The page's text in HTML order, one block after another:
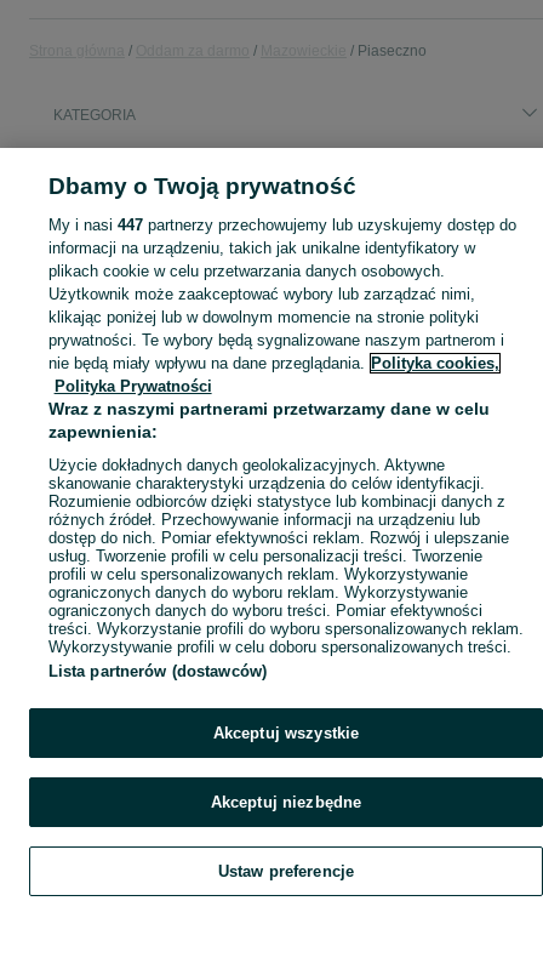
Piaseczno
KATEGORIA
stol kresla meble
Zobacz Więcej
Masz coś, czego już nie potrzebujesz? Wejdź na OLX, dodaj ofertę w kategorii Oddam za darmo i oddaj swój przedmiot za darmo! - Piaseczno i okolice! Zobacz
Mapa kategorii
Mapa miejscowości
Szukaj Obserwujesz Dodaj Czat Konto
Dbamy o Twoją prywatność
My i nasi 447partnerzy przechowujemy lub uzyskujemy dostęp do
informacji na urządzeniu, takich jak unikalne identyfikatory w
plikach cookie w celu przetwarzania danych osobowych.
Użytkownik może zaakceptować wybory lub zarządzać nimi,
klikając poniżej lub w dowolnym momencie na stronie polityki
prywatności. Te wybory będą sygnalizowane naszym partnerom i
nie będą miały wpływu na dane przeglądania. Polityka cookies,
Polityka Prywatności
Wraz z naszymi partnerami przetwarzamy dane w celu
zapewnienia:
Użycie dokładnych danych geolokalizacyjnych. Aktywne
skanowanie charakterystyki urządzenia do celów identyfikacji.
Rozumienie odbiorców dzięki statystyce lub kombinacji danych z
różnych źródeł. Przechowywanie informacji na urządzeniu lub
dostęp do nich. Pomiar efektywności reklam. Rozwój i ulepszanie
usług. Tworzenie profili w celu personalizacji treści. Tworzenie
profili w celu spersonalizowanych reklam. Wykorzystywanie
ograniczonych danych do wyboru reklam. Wykorzystywanie
ograniczonych danych do wyboru treści. Pomiar efektywności
treści. Wykorzystanie profili do wyboru spersonalizowanych reklam.
Wykorzystywanie profili w celu doboru spersonalizowanych treści.
Lista partnerów (dostawców)
Akceptuj wszystkie
Akceptuj niezbędne
Ustaw preferencje